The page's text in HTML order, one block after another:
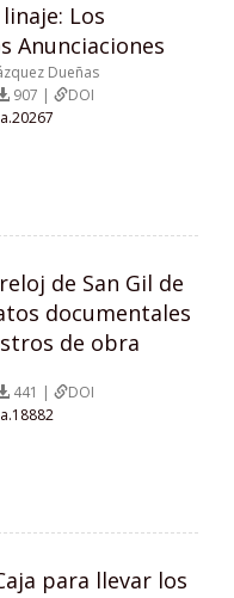
Los
Anunciaciones
Dueñas
907 |
DOI
de San Gil de
documentales
de obra
441 |
DOI
para llevar los